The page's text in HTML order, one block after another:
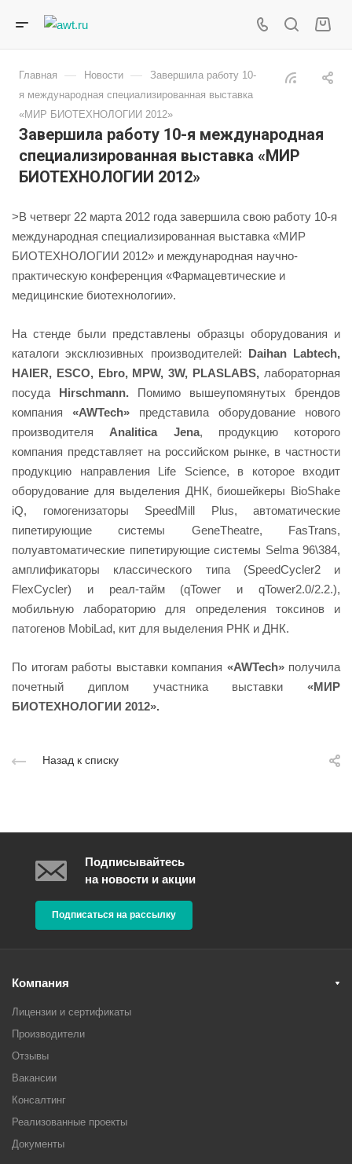
Главная — Новости —
Завершила работу 10-
я международная специализированная выставка
«МИР БИОТЕХНОЛОГИИ 2012»
Завершила работу 10-я международная
специализированная выставка «МИР
БИОТЕХНОЛОГИИ 2012»
>В четверг 22 марта 2012 года завершила свою работу 10-я
международная специализированная выставка «МИР
БИОТЕХНОЛОГИИ 2012» и международная научно-
практическую конференция «Фармацевтические и
медицинские биотехнологии».
На стенде были представлены образцы оборудования и
каталоги эксклюзивных производителей: Daihan Labtech,
HAIER, ESCO, Ebro, MPW, 3W, PLASLABS, лабораторная
посуда Hirschmann. Помимо вышеупомянутых брендов
компания «AWTech» представила оборудование нового
производителя Analitica Jena, продукцию которого
компания представляет на российском рынке, в частности
продукцию направления Life Science, в которое входит
оборудование для выделения ДНК, биошейкеры BioShake
iQ, гомогенизаторы SpeedMill Plus, автоматические
пипетирующие системы GeneTheatre, FasTrans,
полуавтоматические пипетирующие системы Selma 96\384,
амплификаторы классического типа (SpeedCycler2 и
FlexCycler) и реал-тайм (qTower и qTower2.0/2.2.),
мобильную лабораторию для определения токсинов и
патогенов MobiLad, кит для выделения РНК и ДНК.
По итогам работы выставки компания «AWTech»получила
почетный диплом участника выставки «МИР
БИОТЕХНОЛОГИИ 2012».
Назад к списку
Подписывайтесь
на новости и акции
Подписаться на рассылку
Компания
Лицензии и сертификаты
Производители
Отзывы
Вакансии
Консалтинг
Реализованные проекты
Документы